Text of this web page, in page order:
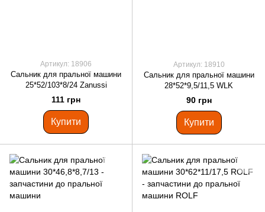
Артикул: 18906
Сальник для пральної машини
25*52/103*8/24 Zanussi
111 грн
Купити
Артикул: 18910
Сальник для пральної машини
28*52*9,5/11,5 WLK
90 грн
Купити